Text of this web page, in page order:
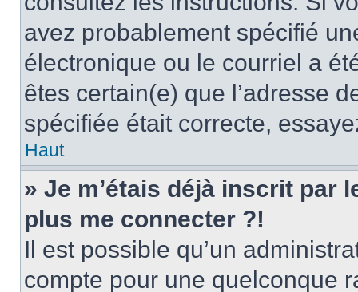
avez probablement spécifié
électronique ou le courriel a
êtes certain(e) que l’adresse
spécifiée était correcte,
Haut
» Je m’étais déjà inscrit par
plus me connecter ?!
Il est possible qu’un
compte pour une quelconque